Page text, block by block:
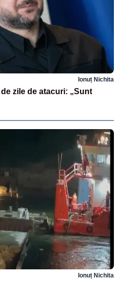
Ionuț Nichita
zile de atacuri: „Sunt
Ionuț Nichita